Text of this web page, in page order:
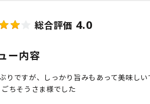
総合評価 4.0
ー内容
りですが、しっかり旨みもあって美味し
ちそうさま様でした